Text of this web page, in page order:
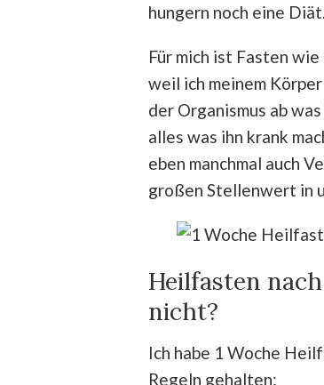
hungern noch eine Diät.
Für mich ist Fasten
weil ich meinem
der Organismus ab
alles was ihn krank
eben manchmal auch
großen Stellenwert in
Heilfasten
nicht?
Ich habe 1 Woche
Regeln gehalten: